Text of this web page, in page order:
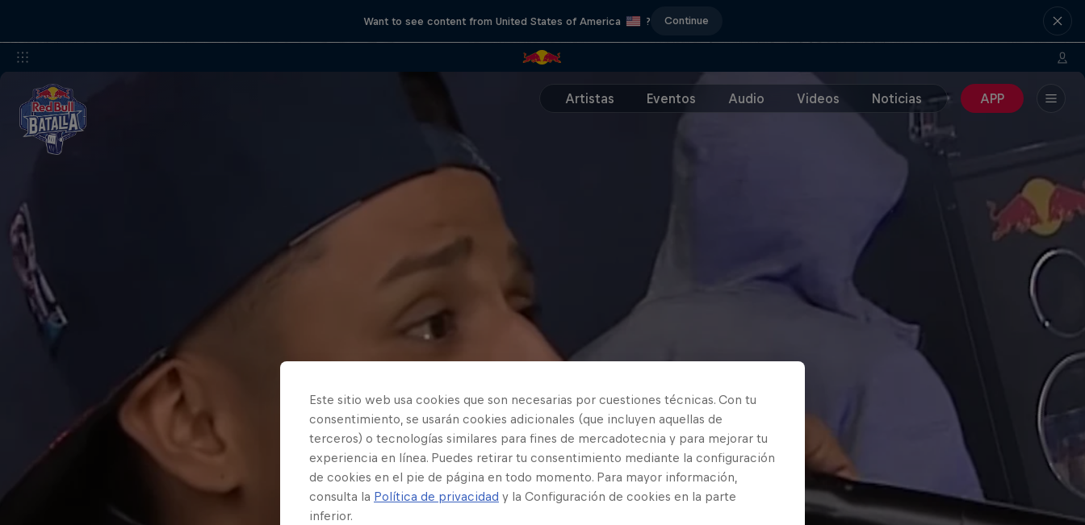
Want to see content from United States of America ? Continue
Artistas Eventos Audio Videos Noticias APP
Este sitio web usa cookies que son necesarias por cuestiones técnicas. Con tu
consentimiento, se usarán cookies adicionales (que incluyen aquellas de
terceros) o tecnologías similares para fines de mercadotecnia y para mejorar tu
experiencia en línea. Puedes retirar tu consentimiento mediante la configuración
de cookies en el pie de página en todo momento. Para mayor información,
consulta la Política de privacidad y la Configuración de cookies en la parte
inferior.